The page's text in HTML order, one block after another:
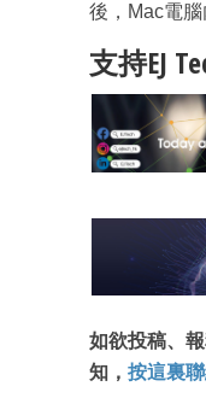
後，Mac電
支持EJ
如欲投稿、
知， 按這裏